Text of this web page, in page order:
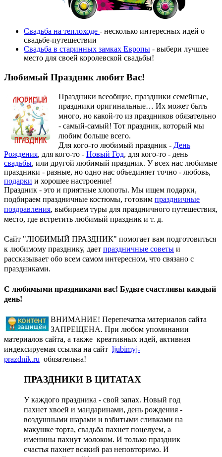
Свадьба на теплоходе - несколько интересных идей о
свадьбе-путешествии
Свадьба в старинных замках Европы - выбери лучшее
место для своей королевской свадьбы!
Любимый Праздник любит Вас!
Праздники всеобщие, праздники семейные,
праздники оригинальные… Их может быть
много, но какой-то из праздников обязательно
- самый-самый! Тот праздник, который мы
любим больше всего.
Для кого-то любимый праздник - День
Рождения, для кого-то - Новый Год, для кого-то - день
свадьбы, или другой любимый праздник. У всех нас любимые
праздники - разные, но одно нас объединяет точно - любовь,
подарки и хорошее настроение!
Праздник - это и приятные хлопоты. Мы ищем подарки,
подбираем праздничные костюмы, готовим праздничные
поздравления, выбираем туры для праздничного путешествия,
место, где встретить любимый праздник и т. д.
Сайт "ЛЮБИМЫЙ ПРАЗДНИК" помогает вам подготовиться
к любимому празднику, дает праздничные советы и
рассказывает обо всем самом интересном, что связано с
праздниками.
С любимыми праздниками вас! Будьте счастливы каждый
день!
ВНИМАНИЕ! Перепечатка материалов сайта
ЗАПРЕЩЕНА. При любом упоминании
материалов сайта, а также креативных идей, активная
индексируемая ссылка на сайт ljubimyj-
prazdnik.ru обязательна!
ПРАЗДНИКИ В ЦИТАТАХ
У каждого праздника - свой запах. Новый год
пахнет хвоей и мандаринами, день рождения -
воздушными шарами и взбитыми сливками на
макушке торта, свадьба пахнет поцелуем, а
именины пахнут молоком. И только праздник
счастья пахнет всякий раз неповторимо. И